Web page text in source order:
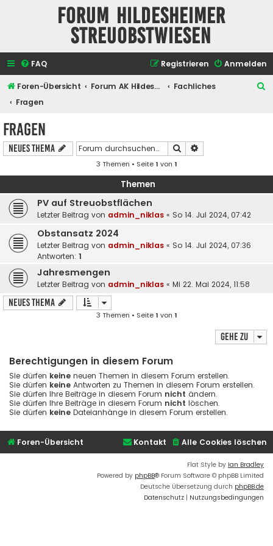
Forum Hildesheimer
Streuobstwiesen
FAQ Anmelden
Registrieren
Foren-Übersicht Forum AK Hildesheimer Streuobstwiesen
Fachliches
Fragen
Fragen
Neues Thema Suche
3 Themen • Seite1 von 1
Themen
PV auf Streuobstflächen
Letzter Beitrag von admin_niklas « So 14. Jul 2024, 07:42
Obstansatz 2024
Letzter Beitrag von admin_niklas « So 14. Jul 2024, 07:36
Antworten: 1
Jahresmengen
Letzter Beitrag von admin_niklas « Mi 22. Mai 2024, 11:58
Neues Thema
3 Themen • Seite1 von 1
Gehe zu
Berechtigungen in diesem Forum
Sie dürfen keine neuen Themen in diesem Forum erstellen.
Sie dürfen keine Antworten zu Themen in diesem Forum erstellen.
Sie dürfen Ihre Beiträge in diesem Forum nicht ändern.
Sie dürfen Ihre Beiträge in diesem Forum nicht löschen.
Sie dürfen keine Dateianhänge in diesem Forum erstellen.
Foren-Übersicht Alle Cookies löschen
Kontakt
Flat Style by Ian Bradley
Powered by phpBB® Forum Software © phpBB Limited
Deutsche Übersetzung durch phpBB.de
Datenschutz | Nutzungsbedingungen